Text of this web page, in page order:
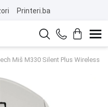
Printeri.ba
Miš M330 Silent Plus Wireless